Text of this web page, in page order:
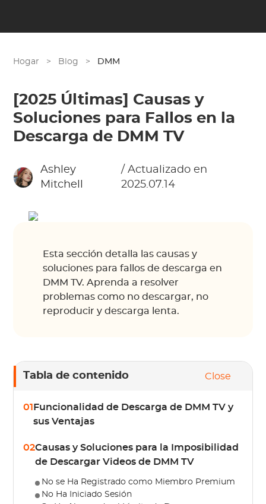
Hogar > Blog > DMM
[2025 Últimas] Causas y
Soluciones para Fallos en la
Descarga de DMM TV
Ashley
Mitchell
/ Actualizado en
2025.07.14
Esta sección detalla las causas y
soluciones para fallos de descarga en
DMM TV. Aprenda a resolver
problemas como no descargar, no
reproducir y descarga lenta.
Tabla de contenido Close
01 Funcionalidad de Descarga de DMM TV y
sus Ventajas
02Causas y Soluciones para la Imposibilidad
de Descargar Videos de DMM TV
No se Ha Registrado como Miembro Premium
No Ha Iniciado Sesión